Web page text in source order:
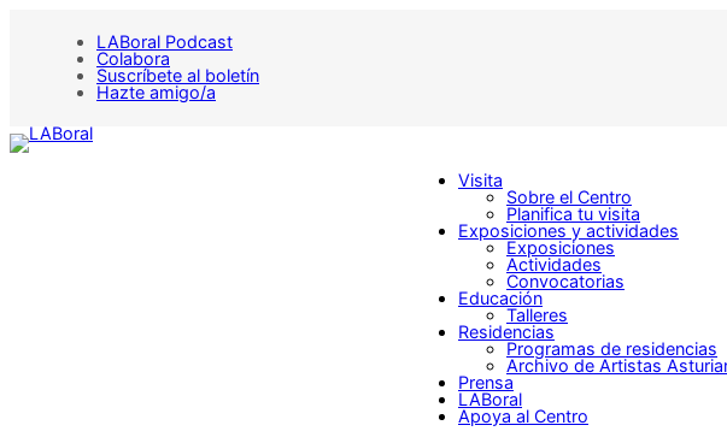
LABoral Podcast
Colabora
Suscríbete al boletín
Hazte amigo/a
Visita
Sobre el Centro
Planifica tu visita
Exposiciones y actividades
Exposiciones
Actividades
Convocatorias
Educación
Talleres
Residencias
Programas de residencias
Archivo de Artistas
Prensa
LABoral
Apoya al Centro